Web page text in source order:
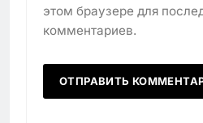
этом браузере для
комментариев.